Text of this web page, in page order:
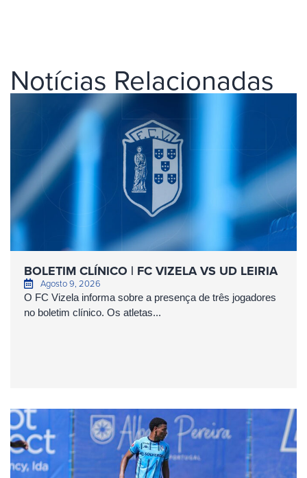
Notícias Relacionadas
BOLETIM CLÍNICO | FC VIZELA VS UD LEIRIA
Agosto 9, 2026
O FC Vizela informa sobre a presença de três jogadores
no boletim clínico. Os atletas...